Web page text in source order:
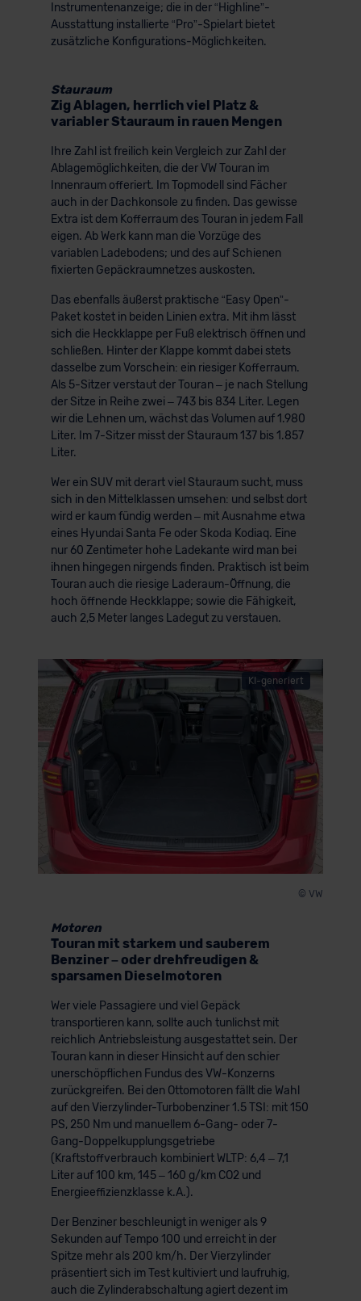
Instrumentenanzeige; die in der “Highline”-
Ausstattung installierte “Pro”-Spielart bietet
zusätzliche Konfigurations-Möglichkeiten.
Stauraum
Zig Ablagen, herrlich viel Platz &
variabler Stauraum in rauen Mengen
Ihre Zahl ist freilich kein Vergleich zur Zahl der
Ablagemöglichkeiten, die der VW Touran im
Innenraum offeriert. Im Topmodell sind Fächer
auch in der Dachkonsole zu finden. Das gewisse
Extra ist dem Kofferraum des Touran in jedem Fall
eigen. Ab Werk kann man die Vorzüge des
variablen Ladebodens; und des auf Schienen
fixierten Gepäckraumnetzes auskosten.
Das ebenfalls äußerst praktische “Easy Open”-
Paket kostet in beiden Linien extra. Mit ihm lässt
sich die Heckklappe per Fuß elektrisch öffnen und
schließen. Hinter der Klappe kommt dabei stets
dasselbe zum Vorschein: ein riesiger Kofferraum.
Als 5-Sitzer verstaut der Touran – je nach Stellung
der Sitze in Reihe zwei – 743 bis 834 Liter. Legen
wir die Lehnen um, wächst das Volumen auf 1.980
Liter. Im 7-Sitzer misst der Stauraum 137 bis 1.857
Liter.
Wer ein SUV mit derart viel Stauraum sucht, muss
sich in den Mittelklassen umsehen: und selbst dort
wird er kaum fündig werden – mit Ausnahme etwa
eines Hyundai Santa Fe oder Skoda Kodiaq. Eine
nur 60 Zentimeter hohe Ladekante wird man bei
ihnen hingegen nirgends finden. Praktisch ist beim
Touran auch die riesige Laderaum-Öffnung, die
hoch öffnende Heckklappe; sowie die Fähigkeit,
auch 2,5 Meter langes Ladegut zu verstauen.
KI-generiert
© VW
Motoren
Touran mit starkem und sauberem
Benziner – oder drehfreudigen &
sparsamen Dieselmotoren
Wer viele Passagiere und viel Gepäck
transportieren kann, sollte auch tunlichst mit
reichlich Antriebsleistung ausgestattet sein. Der
Touran kann in dieser Hinsicht auf den schier
unerschöpflichen Fundus des VW-Konzerns
zurückgreifen. Bei den Ottomotoren fällt die Wahl
auf den Vierzylinder-Turbobenziner 1.5 TSI: mit 150
PS, 250 Nm und manuellem 6-Gang- oder 7-
Gang-Doppelkupplungsgetriebe
(Kraftstoffverbrauch kombiniert WLTP: 6,4 – 7,1
Liter auf 100 km, 145 – 160 g/km CO2 und
Energieeffizienzklasse k.A.).
Der Benziner beschleunigt in weniger als 9
Sekunden auf Tempo 100 und erreicht in der
Spitze mehr als 200 km/h. Der Vierzylinder
präsentiert sich im Test kultiviert und laufruhig,
auch die Zylinderabschaltung agiert dezent im